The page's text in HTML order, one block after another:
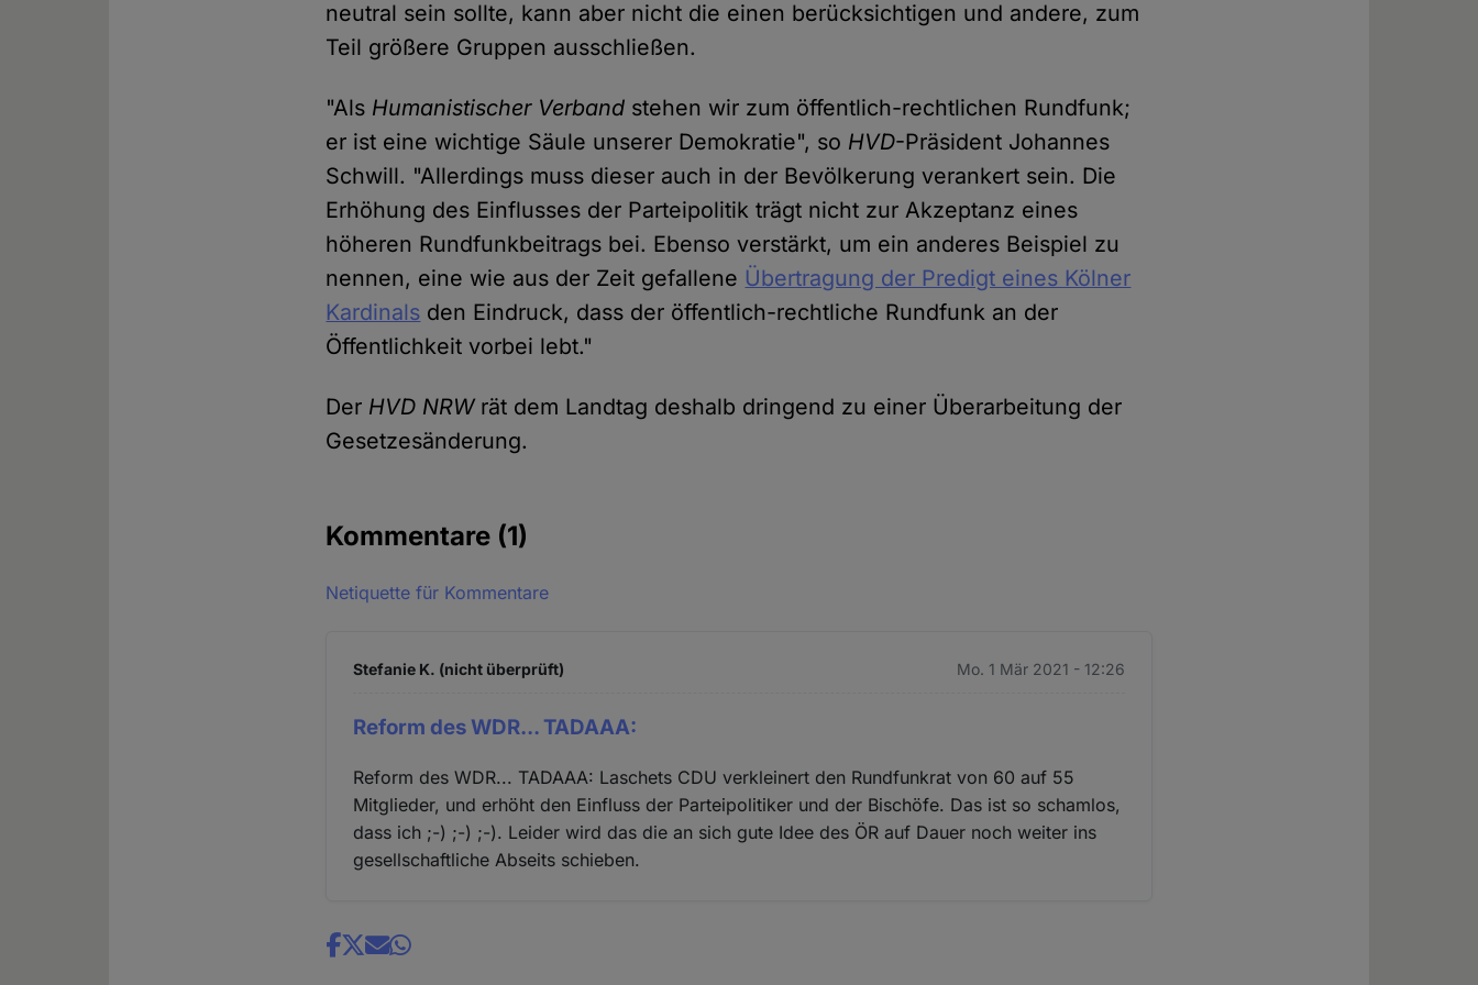
neutral sein sollte, kann aber nicht die einen berücksichtigen und andere, zum
Teil größere Gruppen ausschließen.
"Als Humanistischer Verband stehen wir zum öffentlich-rechtlichen Rundfunk;
er ist eine wichtige Säule unserer Demokratie", so HVD-Präsident Johannes
Schwill. "Allerdings muss dieser auch in der Bevölkerung verankert sein. Die
Erhöhung des Einflusses der Parteipolitik trägt nicht zur Akzeptanz eines
höheren Rundfunkbeitrags bei. Ebenso verstärkt, um ein anderes Beispiel zu
nennen, eine wie aus der Zeit gefallene Übertragung der Predigt eines Kölner
Kardinals den Eindruck, dass der öffentlich-rechtliche Rundfunk an der
Öffentlichkeit vorbei lebt."
Der HVD NRWrät dem Landtag deshalb dringend zu einer Überarbeitung der
Gesetzesänderung.
Kommentare (1)
Netiquette für Kommentare
Stefanie K. (nicht überprüft) Mo. 1 Mär 2021 - 12:26
Reform des WDR... TADAAA:
Reform des WDR... TADAAA: Laschets CDU verkleinert den Rundfunkrat von 60 auf 55
Mitglieder, und erhöht den Einfluss der Parteipolitiker und der Bischöfe. Das ist so schamlos,
dass ich ;-) ;-) ;-). Leider wird das die an sich gute Idee des ÖR auf Dauer noch weiter ins
gesellschaftliche Abseits schieben.
Share